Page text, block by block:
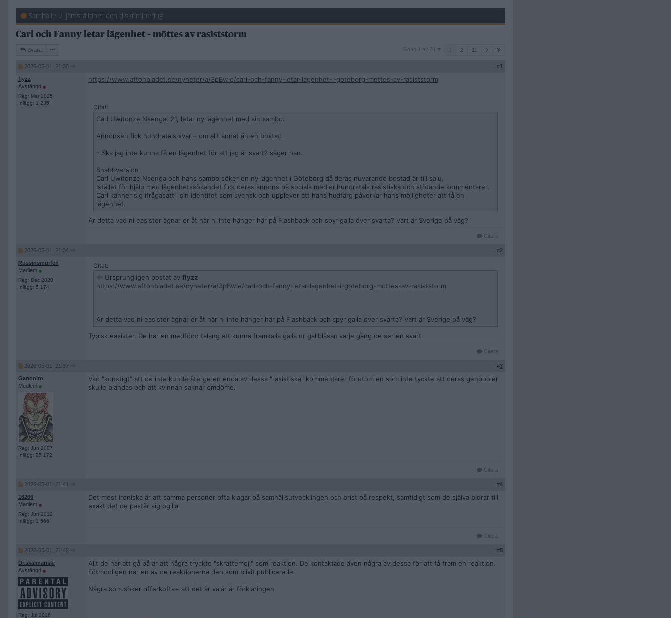
Samhälle Jämställdhet och diskriminering
Carl och Fanny letar lägenhet – möttes av rasiststorm
Svara
Sidan
Sidan 1 av 31 2 11
2026-05-01, 21:30 #1
flyzz
Avstängd
Reg: Mar 2025
Inlägg: 1 235
https://www.aftonbladet.se/nyheter/a/3pBwle/carl-och-fanny-letar-lagenhet-i-goteborg-mottes-av-rasiststorm
Citat:
Carl Uwitonze Nsenga, 21, letar ny lägenhet med sin sambo.
Annonsen fick hundratals svar – om allt annat än en bostad.
– Ska jag inte kunna få en lägenhet för att jag är svart? säger han.
Snabbversion
Carl Uwitonze Nsenga och hans sambo söker en ny lägenhet i Göteborg då deras nuvarande bostad är till salu.
Istället för hjälp med lägenhetssökandet fick deras annons på sociala medier hundratals rasistiska och stötande kommentarer.
Carl känner sig ifrågasatt i sin identitet som svensk och upplever att hans hudfärg påverkar hans möjligheter att få en
lägenhet.
Är detta vad ni easister ägnar er åt när ni inte hänger här på Flashback och spyr galla över svarta? Vart är Sverige på väg?
Citera
2026-05-01, 21:34 #2
Russinsmurfen
Medlem
Reg: Dec 2020
Inlägg: 5 174
Citat:
Ursprungligen postat av flyzz
https://www.aftonbladet.se/nyheter/a/3pBwle/carl-och-fanny-letar-lagenhet-i-goteborg-mottes-av-rasiststorm
Är detta vad ni easister ägnar er åt när ni inte hänger här på Flashback och spyr galla över svarta? Vart är Sverige på väg?
Typisk easister. De har en medfödd talang att kunna framkalla galla ur gallblåsan varje gång de ser en svart.
Citera
2026-05-01, 21:37 #3
Ganonito
Medlem
Reg: Jun 2007
Inlägg: 25 172
Vad "konstigt" att de inte kunde återge en enda av dessa "rasistiska" kommentarer förutom en som inte tyckte att deras genpooler
skulle blandas och att kvinnan saknar omdöme.
Citera
2026-05-01, 21:41 #4
16266
Medlem
Reg: Jun 2012
Inlägg: 1 566
Det mest ironiska är att samma personer ofta klagar på samhällsutvecklingen och brist på respekt, samtidigt som de själva bidrar till
exakt det de påstår sig ogilla.
Citera
2026-05-01, 21:42 #5
Dr.skalmanski
Avstängd
Reg: Jul 2016
Allt de har att gå på är att några tryckte "skrattemoji" som reaktion. De kontaktade även några av dessa för att få fram en reaktion.
Fötmodligen nar en av de reaktionerna den som blivit publicerade.
Några som söker offerkofta+ att det är valår är förklaringen.